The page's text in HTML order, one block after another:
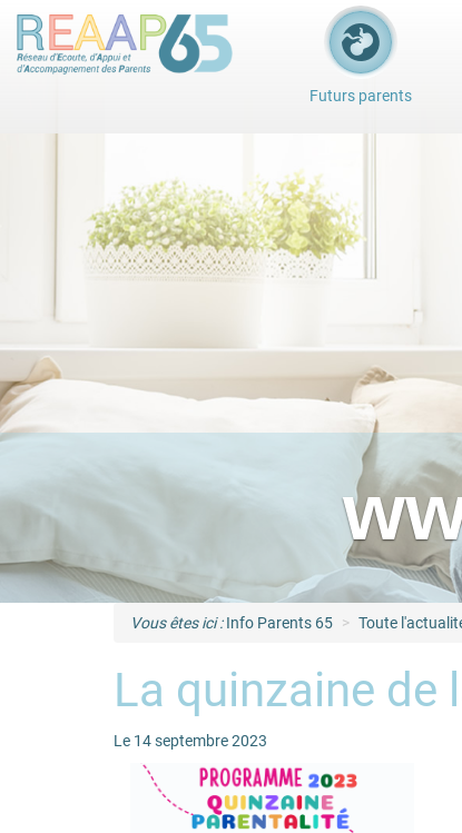
Futurs parents
Vous êtes ici :Info Parents 65 Toute
La quinzaine de
Le 14 septembre 2023